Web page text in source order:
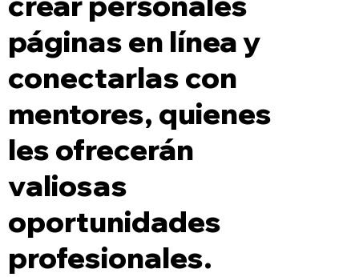
páginas en línea y
conectarlas con
mentores, quienes
les ofrecerán
valiosas
oportunidades
profesionales.